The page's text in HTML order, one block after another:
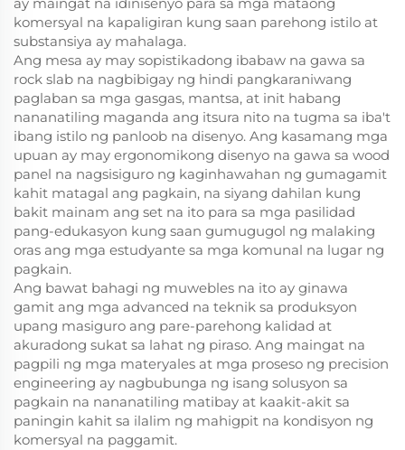
ay maingat na idinisenyo para sa mga mataong
komersyal na kapaligiran kung saan parehong istilo at
substansiya ay mahalaga.
Ang mesa ay may sopistikadong ibabaw na gawa sa
rock slab na nagbibigay ng hindi pangkaraniwang
paglaban sa mga gasgas, mantsa, at init habang
nananatiling maganda ang itsura nito na tugma sa iba't
ibang istilo ng panloob na disenyo. Ang kasamang mga
upuan ay may ergonomikong disenyo na gawa sa wood
panel na nagsisiguro ng kaginhawahan ng gumagamit
kahit matagal ang pagkain, na siyang dahilan kung
bakit mainam ang set na ito para sa mga pasilidad
pang-edukasyon kung saan gumugugol ng malaking
oras ang mga estudyante sa mga komunal na lugar ng
pagkain.
Ang bawat bahagi ng muwebles na ito ay ginawa
gamit ang mga advanced na teknik sa produksyon
upang masiguro ang pare-parehong kalidad at
akuradong sukat sa lahat ng piraso. Ang maingat na
pagpili ng mga materyales at mga proseso ng precision
engineering ay nagbubunga ng isang solusyon sa
pagkain na nananatiling matibay at kaakit-akit sa
paningin kahit sa ilalim ng mahigpit na kondisyon ng
komersyal na paggamit.